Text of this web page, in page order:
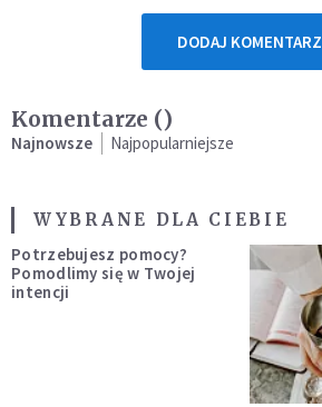
DODAJ KOMENTARZ
Komentarze ()
Najnowsze Najpopularniejsze
WYBRANE DLA CIEBIE
Potrzebujesz pomocy?
Pomodlimy się w Twojej
intencji